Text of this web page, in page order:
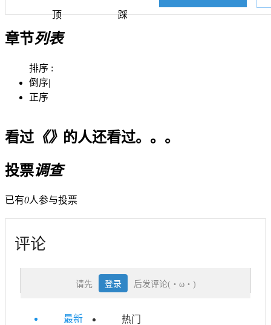
顶 踩
章节列表
排序 :
倒序|
正序
看过《》 的人还看过。。。
投票调查
已有0人参与投票
评论
请先 登录 后发评论(・ω・)
最新 热门